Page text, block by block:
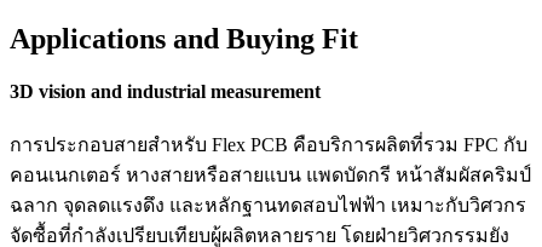
Applications and Buying Fit
3D vision and industrial measurement
การประกอบสายสำหรับ Flex PCB คือบริการผลิตที่รวม FPC กับ
คอนเนกเตอร์ หางสายหรือสายแบน แพดบัดกรี หน้าสัมผัสคริมป์
ฉลาก จุดลดแรงดึง และหลักฐานทดสอบไฟฟ้า เหมาะกับวิศวกร
จัดซื้อที่กำลังเปรียบเทียบผู้ผลิตหลายราย โดยฝ่ายวิศวกรรมยัง